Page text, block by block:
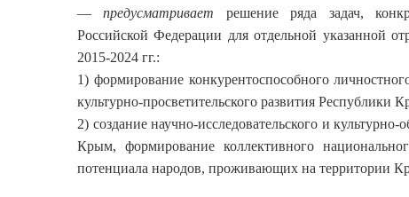
—предусматривает решение ряда задач,
Российской Федерации для отдельной указанной
2015-2024 гг.:
1) формирование конкурентоспособного
культурно-просветительского развития Республики
2) создание научно-исследовательского и
Крым, формирование коллективного
потенциала народов, проживающих на территории